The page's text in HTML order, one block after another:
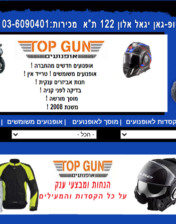
קסדות לאופנועים מוסך לאופנועים אופנועים משומשים